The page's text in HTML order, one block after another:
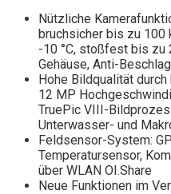
Nützliche
bruchsicher bis zu
-10 °C, stoßfest bis zu
Gehäuse, Anti-
Hohe Bildqualität
12 MP
TruePic VIII-
Unterwasser- und
Feldsensor-System:
Temperatursensor,
über WLAN OI.Share
Neue Funktionen im